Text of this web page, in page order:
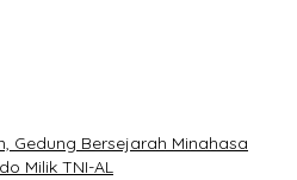
Gedung Bersejarah Minahasa
Milik TNI-AL